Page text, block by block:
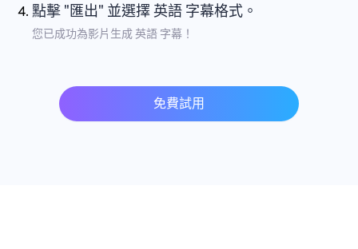
點擊 "匯出" 並選擇 英語 字幕格式。
您已成功為影片生成 英語 字幕！
免費試用